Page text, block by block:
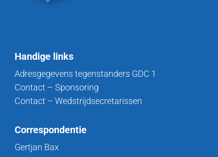
Handige links
Adresgegevens tegenstanders GDC 1
Contact – Sponsoring
Contact – Wedstrijdsecretarissen
Correspondentie
Gertjan Bax